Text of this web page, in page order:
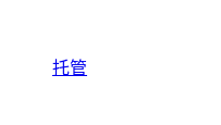
托管